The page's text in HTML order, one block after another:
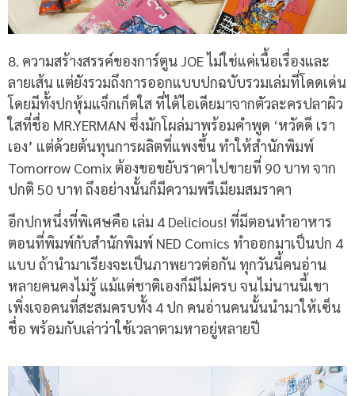
8. ความสร้างสรรค์ของการ์ตูน JOE ไม่ใช่แค่เนื้อเรื่องและ
ลายเส้น แต่ยังรวมถึงการออกแบบปกฉบับรวมเล่มที่โดดเด่น
โดยมีทั้งปกหุ้มแจ็กเก็ตใส ที่ได้ไอเดียมาจากตัวละครปลาผิว
ใสที่ชื่อ MR.YERMAN ซึ่งมักโผล่มาพร้อมคำพูด ‘หวัดดี เรา
เอง’ แต่ด้วยต้นทุนการผลิตที่แพงขึ้น ทำให้สำนักพิมพ์
Tomorrow Comix ต้องขอขยับราคาไปขายที่ 90 บาท จาก
ปกติ 50 บาท ถึงอย่างนั้นก็มีความพรีเมียมสมราคา
อีกปกหนึ่งที่พิเศษคือ เล่ม 4 Delicious! ที่มีตอนทำอาหาร
ตอนที่พิมพ์กับสำนักพิมพ์ NED Comics ทำออกมาเป็นปก 4
แบบ ถ้านำมาเรียงจะเป็นภาพยาวต่อกัน ทุกวันนี้คนอ่าน
หลายคนคงไม่รู้ แม้แต่ชาติเองก็มีไม่ครบ จนไม่นานนี้เขา
เพิ่งเจอคนที่สะสมครบทั้ง 4 ปก คนอ่านคนนั้นนำมาให้เซ็น
ชื่อ พร้อมกับเล่าว่าใช้เวลาตามหาอยู่หลายปี